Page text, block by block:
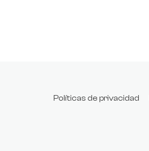
Políticas de privacidad